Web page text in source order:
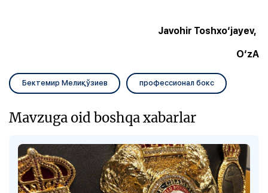
Javohir Toshxo‘jayev,
O‘zA
Бектемир Мелиқўзиев профессионал бокс
Mavzuga oid boshqa xabarlar